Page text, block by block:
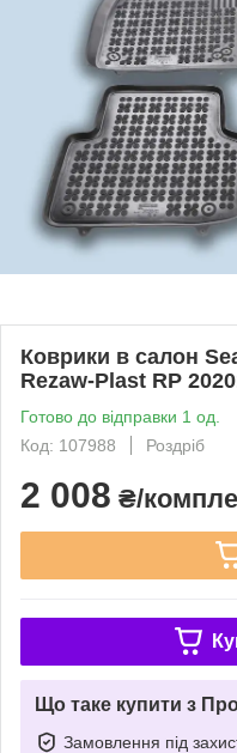
Коврики в салон
Rezaw-Plast RP
Готово до відправки 1 од.
Код: 107988
Роздріб
2 008 ₴/
Що таке купити з
Замовлення під